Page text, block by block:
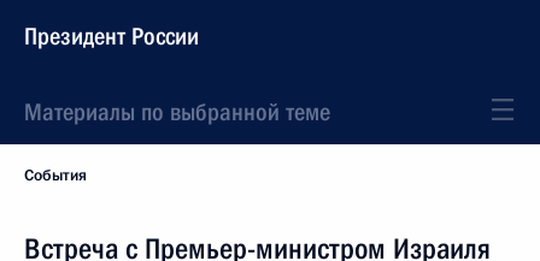
Президент России
Материалы по выбранной теме
События
Встреча с Премьер-министром Израиля